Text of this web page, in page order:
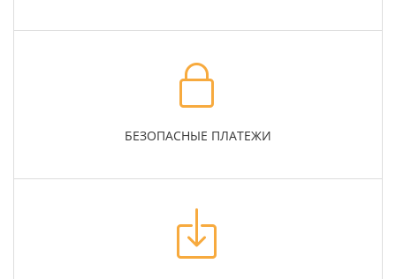
БЕЗОПАСНЫЕ ПЛАТЕЖИ